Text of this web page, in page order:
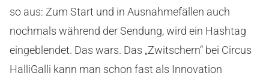
so aus: Zum Start und in Ausnahmefällen auch
nochmals während der Sendung, wird ein Hashtag
eingeblendet. Das wars. Das „Zwitschern“ bei Circus
HalliGalli kann man schon fast als Innovation